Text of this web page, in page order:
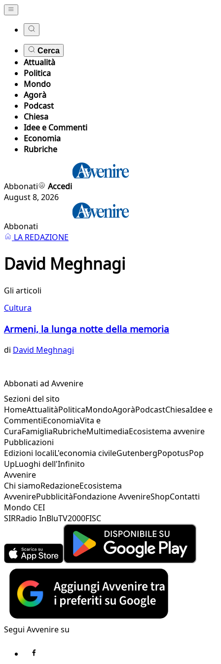
Cerca
Attualità
Politica
Mondo
Agorà
Podcast
Chiesa
Idee e Commenti
Economia
Rubriche
Abbonati
Accedi
August 8, 2026
Abbonati
LA REDAZIONE
David Meghnagi
Gli articoli
Cultura
Armeni, la lunga notte della memoria
di David Meghnagi
Abbonati ad Avvenire
Sezioni del sito
HomeAttualitàPoliticaMondoAgoràPodcastChiesaIdee e
CommentiEconomiaVita e
CuraFamigliaRubricheMultimediaEcosistema avvenire
Pubblicazioni
Edizioni localiL'economia civileGutenbergPopotusPop
UpLuoghi dell'Infinito
Avvenire
Chi siamoRedazioneEcosistema
AvvenirePubblicitàFondazione AvvenireShopContatti
Mondo CEI
SIRRadio InBluTV2000FISC
Segui Avvenire su